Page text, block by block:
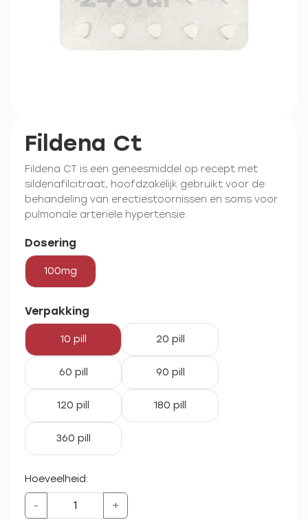
Fildena Ct
Fildena CT is een geneesmiddel op recept met
sildenafilcitraat, hoofdzakelijk gebruikt voor de
behandeling van erectiestoornissen en soms voor
pulmonale arteriële hypertensie.
Dosering
100mg
Verpakking
10 pill 20 pill
60 pill 90 pill
120 pill 180 pill
360 pill
Hoeveelheid:
- +